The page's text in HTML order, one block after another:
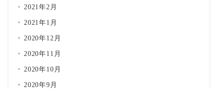
2021年2月
2021年1月
2020年12月
2020年11月
2020年10月
2020年9月